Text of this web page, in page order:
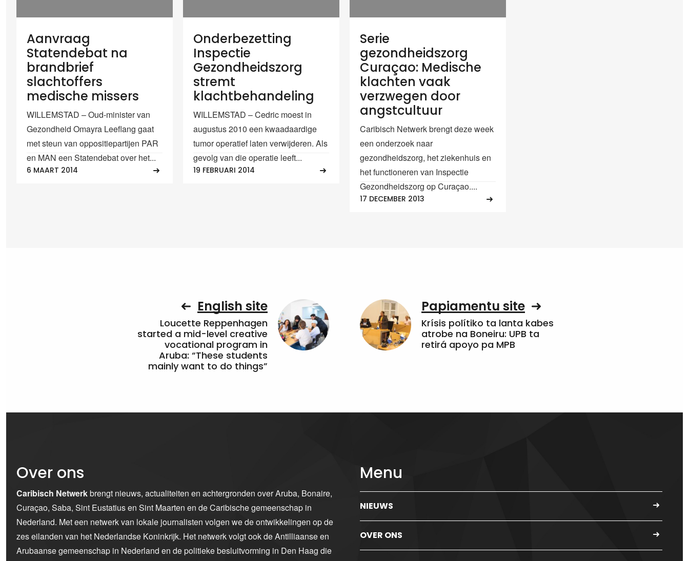
Aanvraag
Statendebat na
brandbrief
slachtoffers
medische missers
WILLEMSTAD – Oud-minister van
Gezondheid Omayra Leeflang gaat
met steun van oppositiepartijen PAR
en MAN een Statendebat over het...
6 MAART 2014
Onderbezetting
Inspectie
Gezondheidszorg
stremt
klachtbehandeling
WILLEMSTAD – Cedric moest in
augustus 2010 een kwaadaardige
tumor operatief laten verwijderen. Als
gevolg van die operatie leeft...
19 FEBRUARI 2014
Serie
gezondheidszorg
Curaçao: Medische
klachten vaak
verzwegen door
angstcultuur
Caribisch Netwerk brengt deze week
een onderzoek naar
gezondheidszorg, het ziekenhuis en
het functioneren van Inspectie
Gezondheidszorg op Curaçao....
17 DECEMBER 2013
English site
Loucette Reppenhagen
started a mid-level creative
vocational program in
Aruba: “These students
mainly want to do things”
Papiamentu site
Krísis polítiko ta lanta kabes
atrobe na Boneiru: UPB ta
retirá apoyo pa MPB
Over ons
Caribisch Netwerkbrengt nieuws, actualiteiten en achtergronden over Aruba, Bonaire,
Curaçao, Saba, Sint Eustatius en Sint Maarten en de Caribische gemeenschap in
Nederland. Met een netwerk van lokale journalisten volgen we de ontwikkelingen op de
zes eilanden van het Nederlandse Koninkrijk. Het netwerk volgt ook de Antilliaanse en
Arubaanse gemeenschap in Nederland en de politieke besluitvorming in Den Haag die
Menu
NIEUWS
OVER ONS